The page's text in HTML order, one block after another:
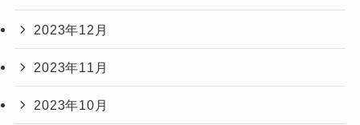
2023年12月
2023年11月
2023年10月